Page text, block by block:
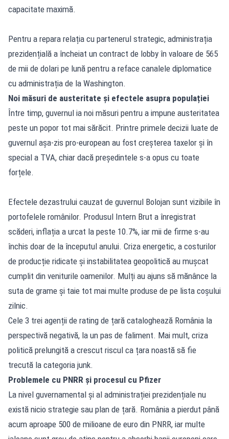
capacitate maximă.
Pentru a repara relația cu partenerul strategic, administrația
prezidențială a încheiat un contract de lobby în valoare de 565
de mii de dolari pe lună pentru a reface canalele diplomatice
cu administrația de la Washington.
Noi măsuri de austeritate și efectele asupra populației
Între timp, guvernul ia noi măsuri pentru a impune austeritatea
peste un popor tot mai sărăcit. Printre primele decizii luate de
guvernul așa-zis pro-european au fost creșterea taxelor și în
special a TVA, chiar dacă președintele s-a opus cu toate
forțele.
Efectele dezastrului cauzat de guvernul Bolojan sunt vizibile în
portofelele românilor. Produsul Intern Brut a înregistrat
scăderi, inflația a urcat la peste 10.7%, iar mii de firme s-au
închis doar de la începutul anului. Criza energetic, a costurilor
de producție ridicate și instabilitatea geopolitică au mușcat
cumplit din veniturile oamenilor. Mulți au ajuns să mănânce la
suta de grame și taie tot mai multe produse de pe lista coșului
zilnic.
Cele 3 trei agenții de rating de țară cataloghează România la
perspectivă negativă, la un pas de faliment. Mai mult, criza
politică prelungită a crescut riscul ca țara noastă să fie
trecută la categoria junk.
Problemele cu PNRR și procesul cu Pfizer
La nivel guvernamental și al administrației prezidențiale nu
există nicio strategie sau plan de țară. România a pierdut până
acum aproape 500 de milioane de euro din PNRR, iar multe